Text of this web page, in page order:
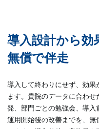
導入設計から効
無償で伴走
導入して終わりにせず、効果
ます。貴院のデータに合わ
発、部門ごとの勉強会、導入
運用開始後の改善までを、